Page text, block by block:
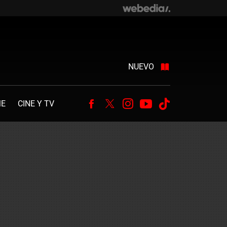
NUEVO
CINE Y TV Facebook
TwitterInstagram
Youtube